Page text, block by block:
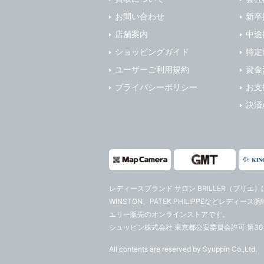
お問い合わせ
店舗案内
ショッピングガイド
ユーザーご利用規約
プライバシーポリシー
新
中
特定
資
お
決
レディースブランド サロン BRILLER（ブリエ）
WINSTON、PATEK PHILIPPEなどレディース
エリー販売のオンラインストアです。
シュッピン株式会社 東京都公安委員会許可 第
All contents are reserved by Syuppin Co.,Ltd.